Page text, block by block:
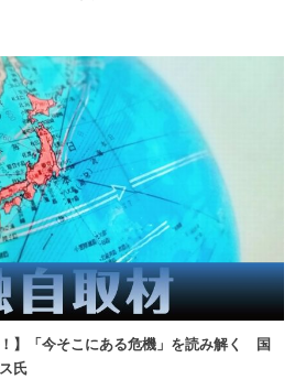
！】「今そこにある危機」を読み解く 国
氏